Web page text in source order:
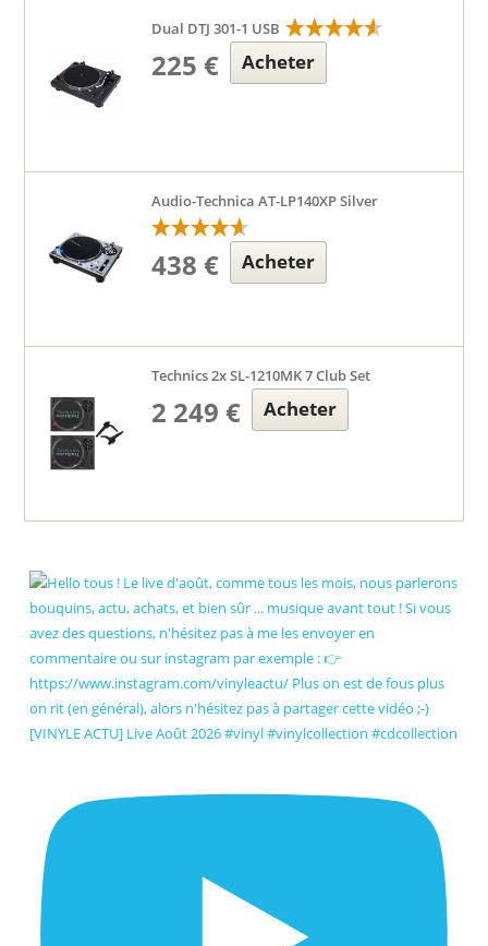
Dual DTJ 301-1 USB
225 € Acheter
Audio-Technica AT-LP140XP Silver
438 € Acheter
Technics 2x SL-1210MK 7 Club Set
2 249 € Acheter
[VINYLE ACTU] Live Août 2026 #vinyl #vinylcollection #cdcollection